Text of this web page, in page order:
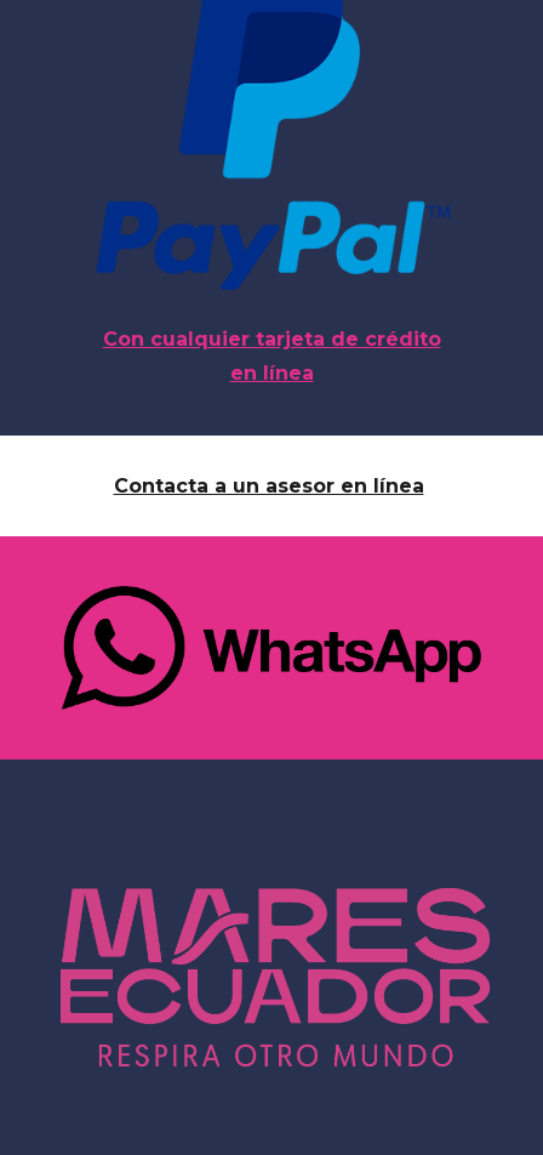
Con cualquier tarjeta de crédito
en línea
Contacta a un asesor en línea